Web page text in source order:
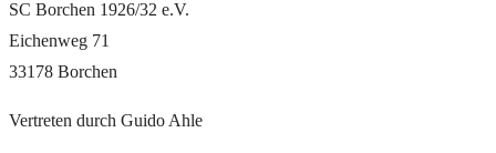
SC Borchen 1926/32 e.V.
Eichenweg 71
33178 Borchen
Vertreten durch Guido Ahle